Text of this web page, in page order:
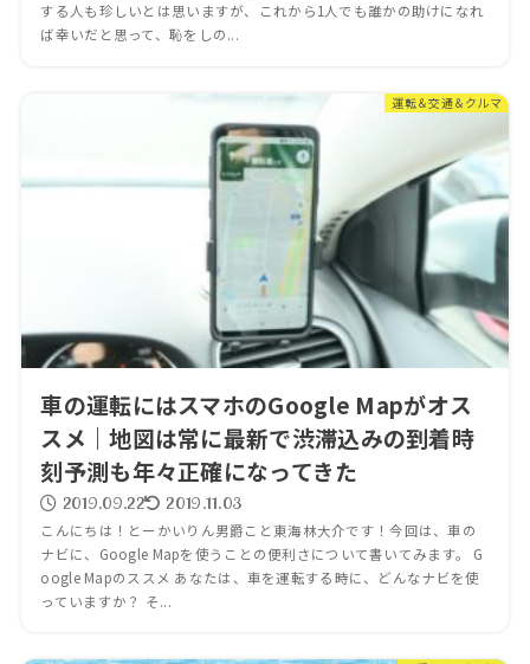
する人も珍しいとは思いますが、これから1人でも誰かの助けになれ
ば幸いだと思って、恥をしの...
運転＆交通＆クルマ
車の運転にはスマホのGoogle Mapがオス
スメ｜地図は常に最新で渋滞込みの到着時
刻予測も年々正確になってきた
2019.09.22 2019.11.03
こんにちは！とーかいりん男爵こと東海林大介です！今回は、車の
ナビに、Google Mapを使うことの便利さについて書いてみます。 G
oogle Mapのススメ あなたは、車を運転する時に、どんなナビを使
っていますか？ そ...